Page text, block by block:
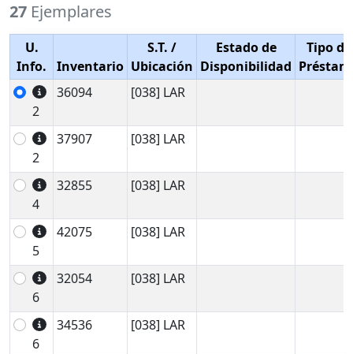
27 Ejemplares
U.
Info.
Inventario
S.T. /
Ubicación
Estado de
Disponibilidad
Tipo de
2
36094 [038] LAR
2
37907 [038] LAR
4
32855 [038] LAR
5
42075 [038] LAR
6
32054 [038] LAR
6
34536 [038] LAR